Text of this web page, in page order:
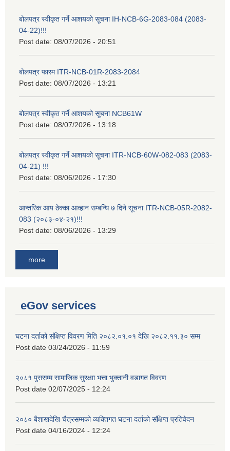
बोलपत्र स्वीकृत गर्ने आशयको सूचना IH-NCB-6G-2083-084 (2083-
04-22)!!!
Post date: 08/07/2026 - 20:51
बोलपत्र फारम ITR-NCB-01R-2083-2084
Post date: 08/07/2026 - 13:21
बोलपत्र स्वीकृत गर्ने आशयको सूचना NCB61W
Post date: 08/07/2026 - 13:18
बोलपत्र स्वीकृत गर्ने आशयको सूचना ITR-NCB-60W-082-083 (2083-
04-21) !!!
Post date: 08/06/2026 - 17:30
आन्तरिक आय ठेक्का आव्हान सम्बन्धि ७ दिने सूचना ITR-NCB-05R-2082-
083 (२०८३-०४-२१)!!!
Post date: 08/06/2026 - 13:29
more
eGov services
घटना दर्ताको संक्षिप्त विवरण मिति २०८२.०१.०१ देखि २०८२.११.३० सम्म
Post date 03/24/2026 - 11:59
२०८१ पुससम्म सामाजिक सुरक्षाा भत्ता भुक्तानी वडागत विवरण
Post date 02/07/2025 - 12:24
२०८० बैशाखदेखि चैत्रसम्मको व्यक्तिगत घटना दर्ताको संक्षिप्त प्रतिवेदन
Post date 04/16/2024 - 12:24